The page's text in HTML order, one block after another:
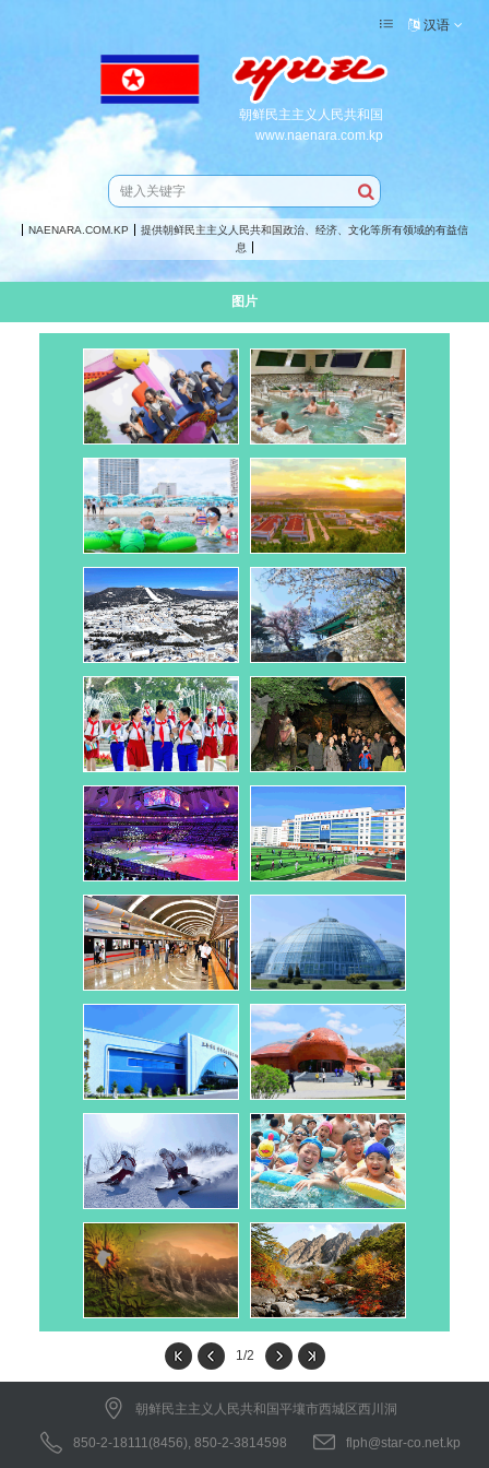
朝鲜民主主义人民共和国
www.naenara.com.kp
汉语
NAENARA.COM.KP
提供朝鲜民主主义人民共和国政治、经济、文化等所有领域的有益信
息
图片
1/2
朝鲜民主主义人民共和国平壤市西城区西川洞
850-2-18111(8456), 850-2-3814598 flph@star-co.net.kp